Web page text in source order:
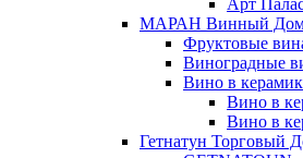
Арт
МАРАН Винный
Фруктовые
Виноградные
Вино в
Вино в
Вино в
Гетнатун Торговый